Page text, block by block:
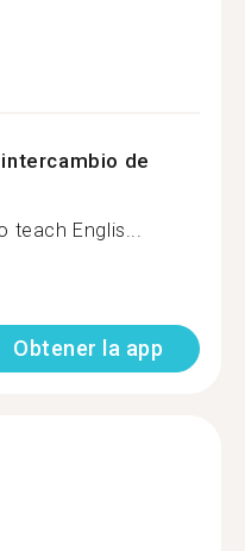
de
teach Englis...
Obtener la app